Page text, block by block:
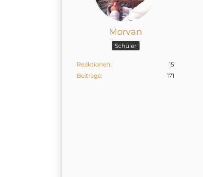
Morvan
Schüler
Reaktionen
15
Beiträge
171